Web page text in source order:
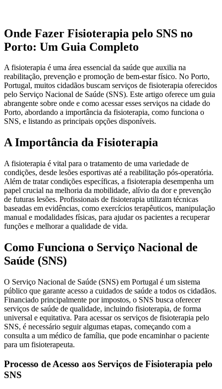
Onde Fazer Fisioterapia pelo SNS no
Porto: Um Guia Completo
A fisioterapia é uma área essencial da saúde que auxilia na
reabilitação, prevenção e promoção de bem-estar físico. No Porto,
Portugal, muitos cidadãos buscam serviços de fisioterapia oferecidos
pelo Serviço Nacional de Saúde (SNS). Este artigo oferece um guia
abrangente sobre onde e como acessar esses serviços na cidade do
Porto, abordando a importância da fisioterapia, como funciona o
SNS, e listando as principais opções disponíveis.
A Importância da Fisioterapia
A fisioterapia é vital para o tratamento de uma variedade de
condições, desde lesões esportivas até a reabilitação pós-operatória.
Além de tratar condições específicas, a fisioterapia desempenha um
papel crucial na melhoria da mobilidade, alívio da dor e prevenção
de futuras lesões. Profissionais de fisioterapia utilizam técnicas
baseadas em evidências, como exercícios terapêuticos, manipulação
manual e modalidades físicas, para ajudar os pacientes a recuperar
funções e melhorar a qualidade de vida.
Como Funciona o Serviço Nacional de
Saúde (SNS)
O Serviço Nacional de Saúde (SNS) em Portugal é um sistema
público que garante acesso a cuidados de saúde a todos os cidadãos.
Financiado principalmente por impostos, o SNS busca oferecer
serviços de saúde de qualidade, incluindo fisioterapia, de forma
universal e equitativa. Para acessar os serviços de fisioterapia pelo
SNS, é necessário seguir algumas etapas, começando com a
consulta a um médico de família, que pode encaminhar o paciente
para um fisioterapeuta.
Processo de Acesso aos Serviços de Fisioterapia pelo
SNS